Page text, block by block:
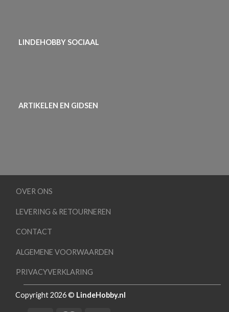
LINDEHOBBY SOCIAAL
ARTIKELEN EN GIDSEN
OVER ONS
LEVERING & RETOURNEREN
CONTACT
ALGEMENE VOORWAARDEN
PRIVACYVERKLARING
Copyright 2026 © LindeHobby.nl